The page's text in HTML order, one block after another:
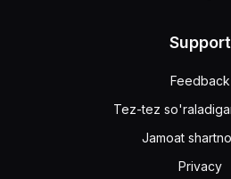
Support
Feedback
Tez-tez
Jamoat
Privacy